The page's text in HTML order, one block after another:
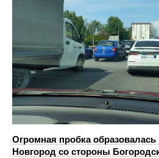
Огромная пробка
Новгород со стороны